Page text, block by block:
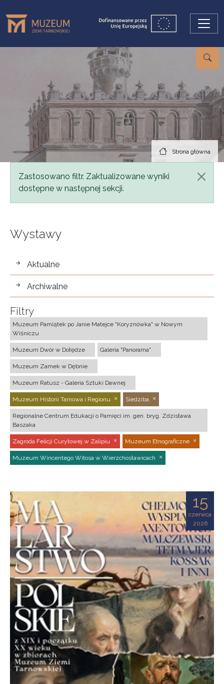
Strona główna
Komunikat
Zastosowano filtr. Zaktualizowane wyniki
dostępne w następnej sekcji.
Wystawy
wystawy
Aktualne
Archiwalne
Filtry
Muzeum Pamiątek po Janie Matejce "Koryznówka" w Nowym
Wiśniczu
Muzeum Dwór w Dołędze Galeria "Panorama"
Muzeum Zamek w Dębnie
Muzeum Ratusz - Galeria Sztuki Dawnej
Muzeum Historii Tarnowa i Regionu Siedziba
Regionalne Centrum Edukacji o Pamięci im. gen. bryg. Zdzisława
Baszaka
Zagroda Felicji Curyłowej w Zalipiu Muzeum Etnograficzne
Muzeum Wincentego Witosa w Wierzchosławicach
15
czerwca
2026